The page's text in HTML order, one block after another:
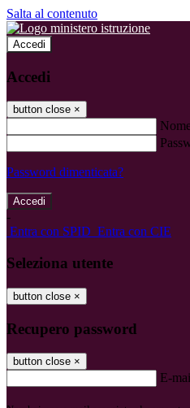
Salta al contenuto
Accedi
Accedi
button close ×
Password dimenticata?
-
Entra con SPID Entra con CIE
Seleziona utente
button close ×
Recupero password
button close ×
E-